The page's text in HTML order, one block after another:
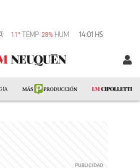
11° TEMP 28% HUM 14:01 HS